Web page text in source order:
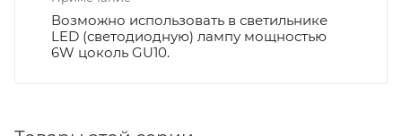
Возможно использовать в светильнике
LED (светодиодную) лампу мощностью
6W цоколь GU10.